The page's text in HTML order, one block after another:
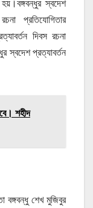
স্বদেশ
প্রতিযোগিতার
দিবস রচনা
স্বদেশ প্রত্যাবর্তন
শহীদ
বঙ্গবন্ধু শেখ মুজিবুর